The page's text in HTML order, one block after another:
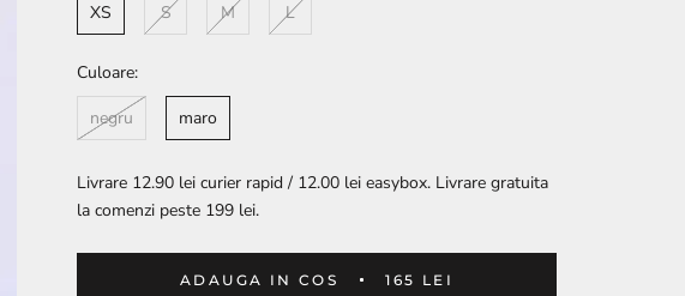
XS
S M L
Culoare:
negru
maro
Livrare 12.90 lei curier rapid / 12.00 lei easybox. Livrare gratuita
la comenzi peste 199 lei.
ADAUGA IN COS 165 LEI